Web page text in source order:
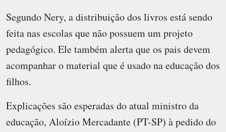
Segundo Nery, a distribuição dos livros está sendo
feita nas escolas que não possuem um projeto
pedagógico. Ele também alerta que os pais devem
acompanhar o material que é usado na educação dos
filhos.
Explicações são esperadas do atual ministro da
educação, Aloízio Mercadante (PT-SP) à pedido do